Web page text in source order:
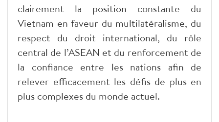
clairement la position constante du
Vietnam en faveur du multilatéralisme, du
respect du droit international, du rôle
central de l’ASEAN et du renforcement de
la confiance entre les nations afin de
relever efficacement les défis de plus en
plus complexes du monde actuel.